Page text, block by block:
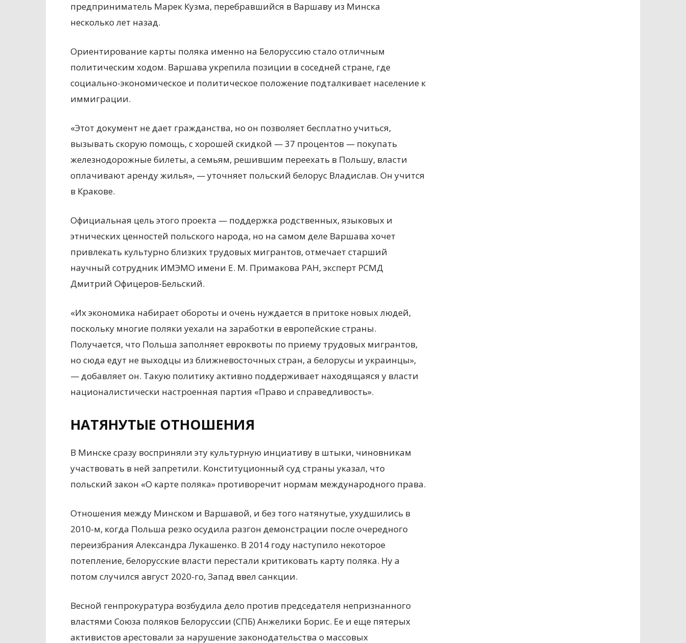
предприниматель Марек Кузма, перебравшийся в Варшаву из Минска
несколько лет назад.
Ориентирование карты поляка именно на Белоруссию стало отличным
политическим ходом. Варшава укрепила позиции в соседней стране, где
социально-экономическое и политическое положение подталкивает население к
иммиграции.
«Этот документ не дает гражданства, но он позволяет бесплатно учиться,
вызывать скорую помощь, с хорошей скидкой — 37 процентов — покупать
железнодорожные билеты, а семьям, решившим переехать в Польшу, власти
оплачивают аренду жилья», — уточняет польский белорус Владислав. Он учится
в Кракове.
Официальная цель этого проекта — поддержка родственных, языковых и
этнических ценностей польского народа, но на самом деле Варшава хочет
привлекать культурно близких трудовых мигрантов, отмечает старший
научный сотрудник ИМЭМО имени Е. М. Примакова РАН, эксперт РСМД
Дмитрий Офицеров-Бельский.
«Их экономика набирает обороты и очень нуждается в притоке новых людей,
поскольку многие поляки уехали на заработки в европейские страны.
Получается, что Польша заполняет евроквоты по приему трудовых мигрантов,
но сюда едут не выходцы из ближневосточных стран, а белорусы и украинцы»,
— добавляет он. Такую политику активно поддерживает находящаяся у власти
националистически настроенная партия «Право и справедливость».
НАТЯНУТЫЕ ОТНОШЕНИЯ
В Минске сразу восприняли эту культурную инциативу в штыки, чиновникам
участвовать в ней запретили. Конституционный суд страны указал, что
польский закон «О карте поляка» противоречит нормам международного права.
Отношения между Минском и Варшавой, и без того натянутые, ухудшились в
2010-м, когда Польша резко осудила разгон демонстрации после очередного
переизбрания Александра Лукашенко. В 2014 году наступило некоторое
потепление, белорусские власти перестали критиковать карту поляка. Ну а
потом случился август 2020-го, Запад ввел санкции.
Весной генпрокуратура возбудила дело против председателя непризнанного
властями Союза поляков Белоруссии (СПБ) Анжелики Борис. Ее и еще пятерых
активистов арестовали за нарушение законодательства о массовых